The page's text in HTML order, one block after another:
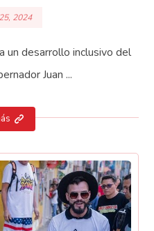
2024
un desarrollo inclusivo del
Juan ...